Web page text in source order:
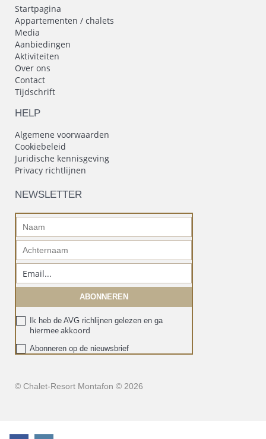
Startpagina
Appartementen / chalets
Media
Aanbiedingen
Aktiviteiten
Over ons
Contact
Tijdschrift
HELP
Algemene voorwaarden
Cookiebeleid
Juridische kennisgeving
Privacy richtlijnen
NEWSLETTER
Ik heb de AVG richlijnen gelezen en ga
hiermee akkoord
Abonneren op de nieuwsbrief
© Chalet-Resort Montafon © 2026